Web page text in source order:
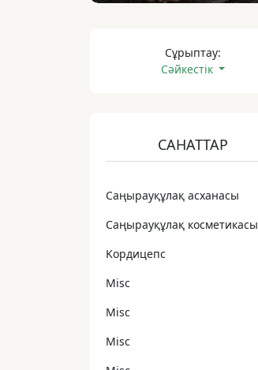
Сұрыптау:
Сәйкестік
САНАТТАР
Cаңырауқұлақ асханасы
Cаңырауқұлақ косметикасы
Kордицепс
Misc
Misc
Misc